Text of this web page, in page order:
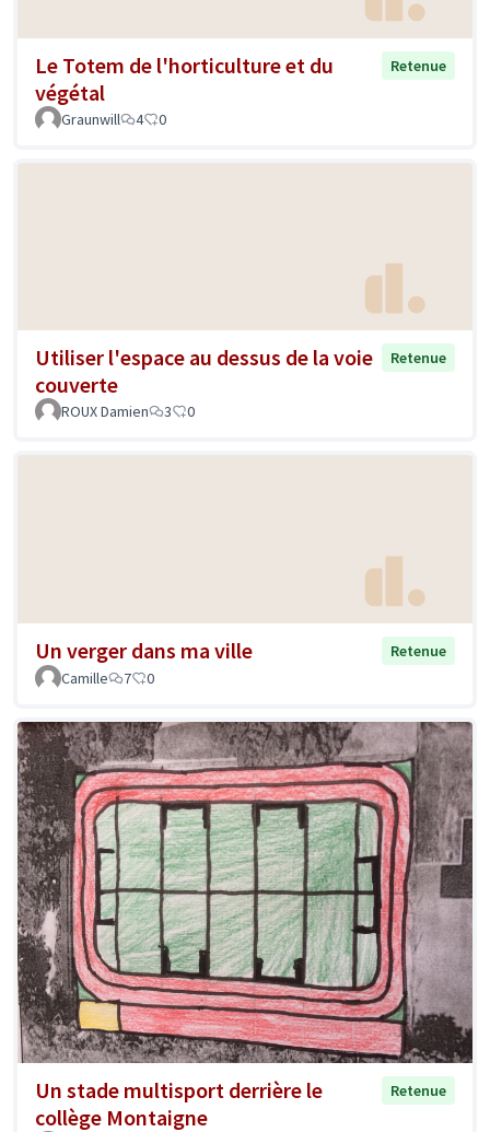
Le Totem de l'horticulture et du
végétal
Retenue
Graunwill 4 0
Utiliser l'espace au dessus de la voie
couverte
Retenue
ROUX Damien 3 0
Un verger dans ma ville
Retenue
Camille
7 0
Un stade multisport derrière le
collège Montaigne
Retenue